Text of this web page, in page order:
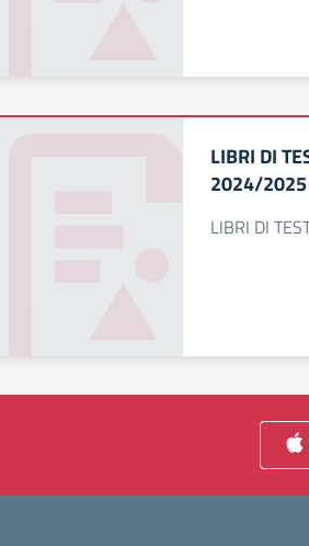
LIBRI DI
2024/2025
LIBRI DI